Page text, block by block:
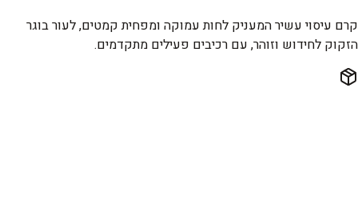
קרם עיסוי עשיר המעניק לחות עמוקה ומפחית קמטים, לעור בוגר
הזקוק לחידוש וזוהר, עם רכיבים פעילים מתקדמים.